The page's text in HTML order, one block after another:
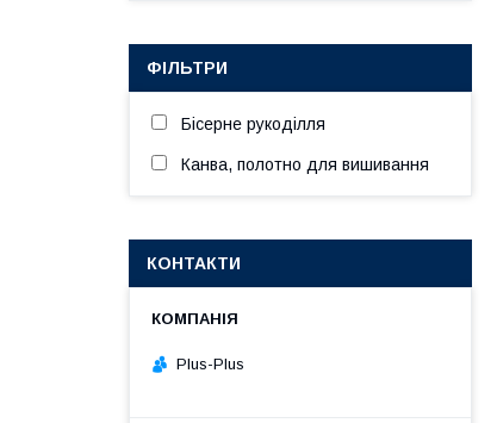
ФІЛЬТРИ
Бісерне рукоділля
Канва, полотно для вишивання
КОНТАКТИ
Plus-Plus